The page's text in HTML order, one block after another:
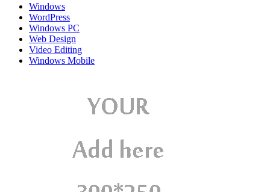
Windows
WordPress
Windows PC
Web Design
Video Editing
Windows Mobile